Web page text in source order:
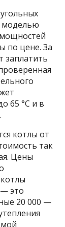
моделью
по цене. За
заплатить
65 °С и в
котлы от
так
Цены
это
20 000 —